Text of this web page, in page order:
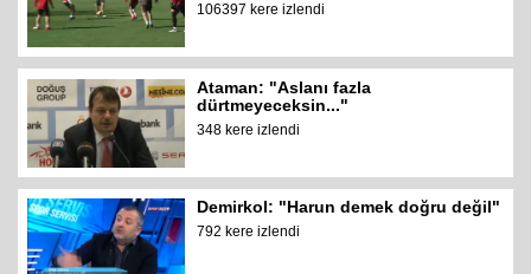
106397 kere izlendi
Ataman: "Aslanı fazla
dürtmeyeceksin..."
348 kere izlendi
Demirkol: "Harun demek doğru değil"
792 kere izlendi